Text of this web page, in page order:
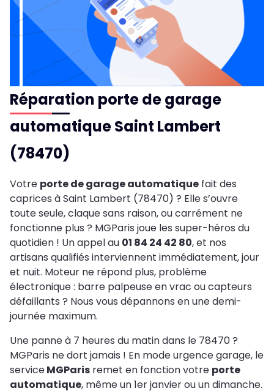
Réparation porte de garage
automatique Saint Lambert
(78470)
Votre porte de garage automatique fait des
caprices à Saint Lambert (78470) ? Elle s’ouvre
toute seule, claque sans raison, ou carrément ne
fonctionne plus ? MGParis joue les super-héros du
quotidien ! Un appel au 01 84 24 42 80, et nos
artisans qualifiés interviennent immédiatement, jour
et nuit. Moteur ne répond plus, problème
électronique : barre palpeuse en vrac ou capteurs
défaillants ? Nous vous dépannons en une demi-
journée maximum.
Une panne à 7 heures du matin dans le 78470 ?
MGParis ne dort jamais ! En mode urgence garage, le
serviceMGParis remet en fonction votre porte
automatique, même un 1er janvier ou un dimanche.